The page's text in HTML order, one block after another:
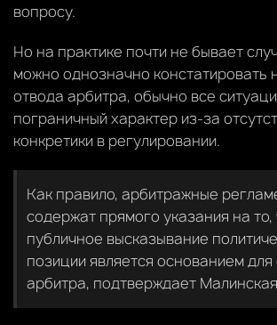
вопросу.
Но на практике почти не бывает
можно однозначно констатировать
отвода арбитра, обычно все
пограничный характер из-за
конкретики в регулировании.
Как правило, арбитражные
содержат прямого указания на то,
публичное высказывание
позиции является основанием для
арбитра, подтверждает